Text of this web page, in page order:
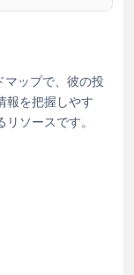
マップで、彼の投
報を把握しやす
ソースです。